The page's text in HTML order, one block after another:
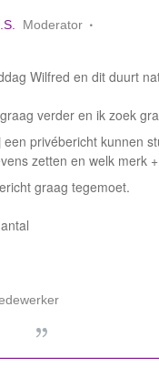
Moderator
Wilfred en dit duurt
verder en ik zoek
een privébericht kunnen
zetten en welk merk
graag tegemoet.